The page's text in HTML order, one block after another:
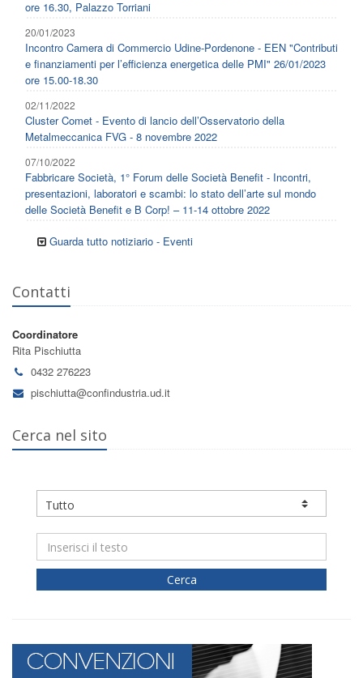
ore 16.30, Palazzo Torriani
20/01/2023
Incontro Camera di Commercio Udine-Pordenone - EEN "Contributi
e finanziamenti per l’efficienza energetica delle PMI" 26/01/2023
ore 15.00-18.30
02/11/2022
Cluster Comet - Evento di lancio dell’Osservatorio della
Metalmeccanica FVG - 8 novembre 2022
07/10/2022
Fabbricare Società, 1° Forum delle Società Benefit - Incontri,
presentazioni, laboratori e scambi: lo stato dell’arte sul mondo
delle Società Benefit e B Corp! – 11-14 ottobre 2022
Guarda tutto notiziario - Eventi
Contatti
Coordinatore
Rita Pischiutta
0432 276223
pischiutta@confindustria.ud.it
Cerca nel sito
Cerca